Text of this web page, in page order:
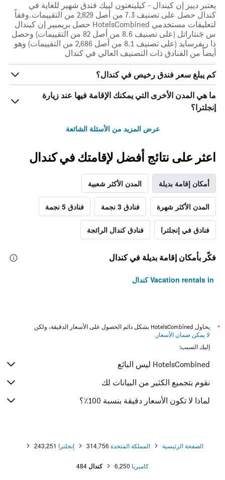
يعتبر دييز إن كيندال - كيلينغتون لييك فندق شهير للغاية في
كندال حصل على تصنيف 7.3 من أصل 2,829 من التقييمات.وفقاً
لتعليقات مستخدمي HotelsCombined حصل بريميير إن كيندال
س جٓنتاراتل (على تصنيف 8.6 من أصل 82 من التقييمات) وحصل
ذا ريفرسايد (على تصنيف 8.1 من أصل 2,686 من التقييمات) وهو
أيضاً من الفنادق ذات التصنيف العالي في كندال
كم يبلغ سعر فندق رخيص في كندال؟
ما هي المدن الأخرى التي يمكنك الإقامة فيها عند زيارة
إنجلترا؟
عرض المزيد من الأسئلة الشائعة
اعثر على نتائج أفضل لإقامتك في كندال
أمكان إقامة بديلة المدن الأكثر شعبية
المدن الأكثر شهرة فنادق 3 نجمة فنادق 5 نجمة
فنادق في إنجلترا فنادق كندال الرائجة
فكّر بأمكان إقامة بديلة في كندال
Vacation rentals in كندال
*
يحاول HotelsCombined بشكل دائم الحصول على الأسعار الدقيقة، ولكن
لا يمكن ضمان الأسعار .
إليك السبب:
HotelsCombined ليس البائع
نقوم بتجميع الكثير من البيانات لك
لماذا لا تكون الأسعار دقيقة بنسبة 100٪؟
الصفحة الرئيسية المملكة المتحدة 314,756 إنجلترا 243,251
كامبريا 6,250 كندال484